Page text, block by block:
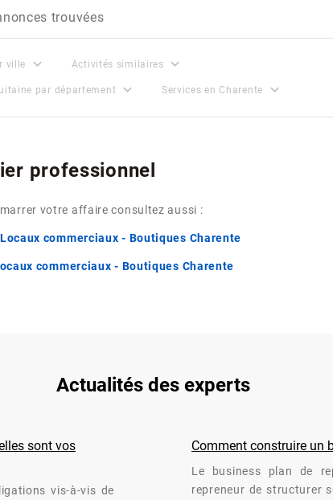
trouvées
ville expand_more Activités similaires expand_more
par département expand_more Services en Charente expand_more
professionnel
votre affaire consultez aussi :
commerciaux - Boutiques Charente
commerciaux - Boutiques Charente
Actualités des experts
sont vos
vis-à-vis de
Comment construire un
Le business plan de
repreneur de structurer